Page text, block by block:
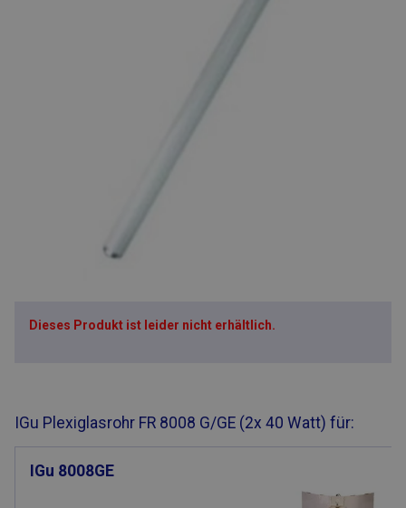
Dieses Produkt ist leider nicht erhältlich.
IGu Plexiglasrohr FR 8008 G/GE (2x 40 Watt) für:
IGu 8008GE